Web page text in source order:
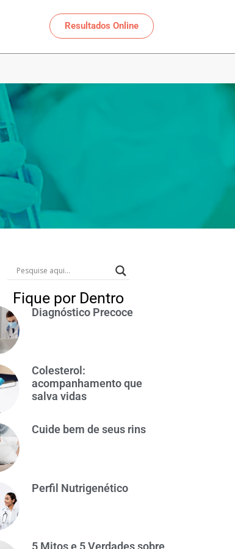
Resultados Online
Fique por Dentro
Diagnóstico Precoce
Colesterol:
acompanhamento que
salva vidas
Cuide bem de seus rins
Perfil Nutrigenético
5 Mitos e 5 Verdades sobre